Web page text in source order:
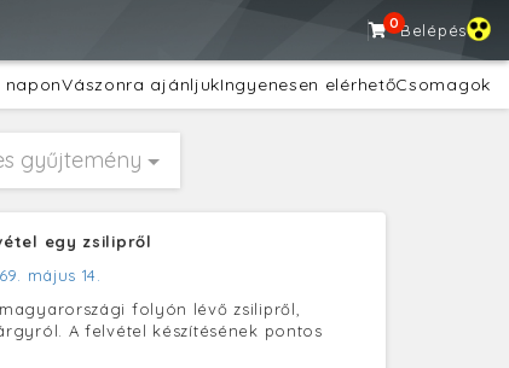
0Belépés
naponVászonra ajánljukIngyenesen elérhetőCsomagok
gyűjtemény
egy zsilipről
május 14.
folyón lévő zsilipről,
A felvétel készítésének pontos